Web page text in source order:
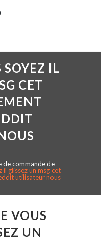
IL
CET
de commande de
il glissez un msg cet
utilisateur nous
VOUS
UN